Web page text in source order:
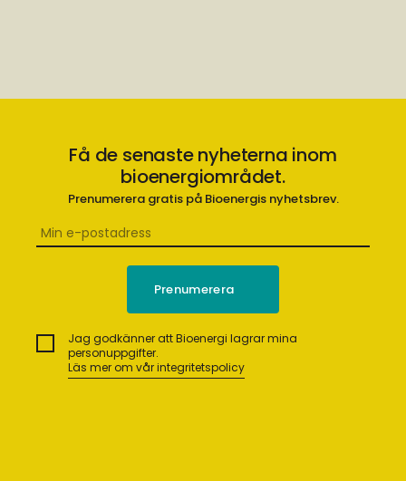
Få de senaste nyheterna inom
bioenergiområdet.
Prenumerera gratis på Bioenergis nyhetsbrev.
Jag godkänner att Bioenergi lagrar mina
personuppgifter.
Läs mer om vår integritetspolicy